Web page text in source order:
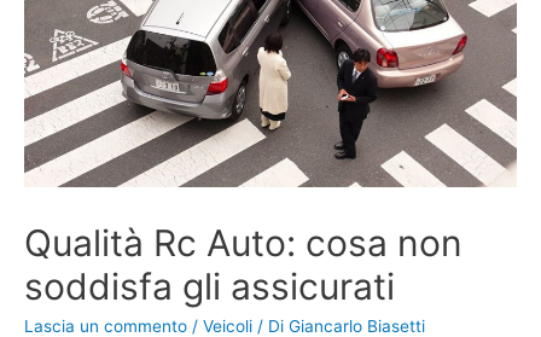
Qualità Rc Auto: cosa non
soddisfa gli assicurati
Lascia un commento / Veicoli / Di Giancarlo Biasetti